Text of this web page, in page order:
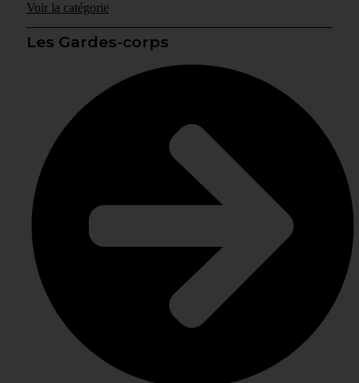
Voir la catégorie
Les Gardes-corps